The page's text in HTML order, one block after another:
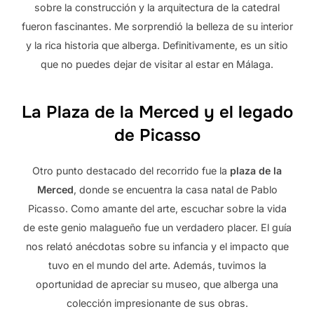
sobre la construcción y la arquitectura de la catedral
fueron fascinantes. Me sorprendió la belleza de su interior
y la rica historia que alberga. Definitivamente, es un sitio
que no puedes dejar de visitar al estar en Málaga.
La Plaza de la Merced y el legado
de Picasso
Otro punto destacado del recorrido fue la plaza de la
Merced, donde se encuentra la casa natal de Pablo
Picasso. Como amante del arte, escuchar sobre la vida
de este genio malagueño fue un verdadero placer. El guía
nos relató anécdotas sobre su infancia y el impacto que
tuvo en el mundo del arte. Además, tuvimos la
oportunidad de apreciar su museo, que alberga una
colección impresionante de sus obras.